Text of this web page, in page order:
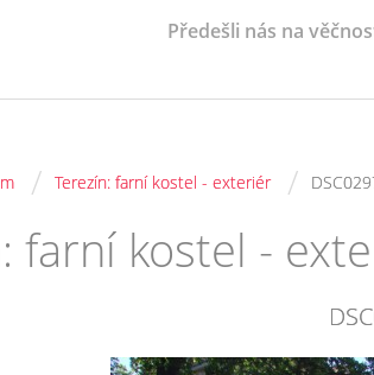
Předešli nás na
/ Terezín: farní kostel - exteriér /
farní kostel -